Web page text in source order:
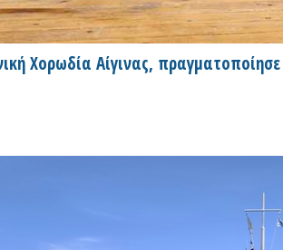
Χορωδία Αίγινας,